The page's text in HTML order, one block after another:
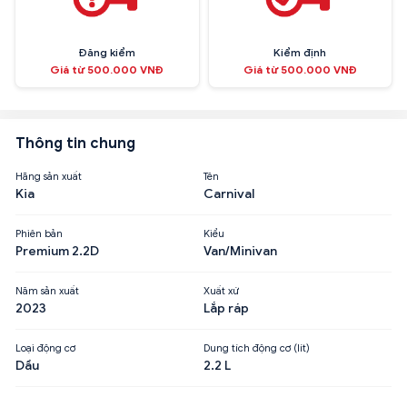
Đăng kiểm
Giá từ 500.000 VNĐ
Kiểm định
Giá từ 500.000 VNĐ
Thông tin chung
Hãng sản xuất
Kia
Tên
Carnival
Phiên bản
Premium 2.2D
Kiểu
Van/Minivan
Năm sản xuất
2023
Xuất xứ
Lắp ráp
Loại động cơ
Dầu
Dung tích động cơ (lít)
2.2 L